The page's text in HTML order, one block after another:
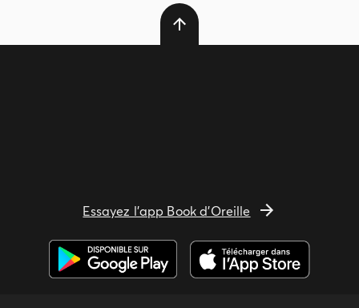
Essayez l'app Book d'Oreille